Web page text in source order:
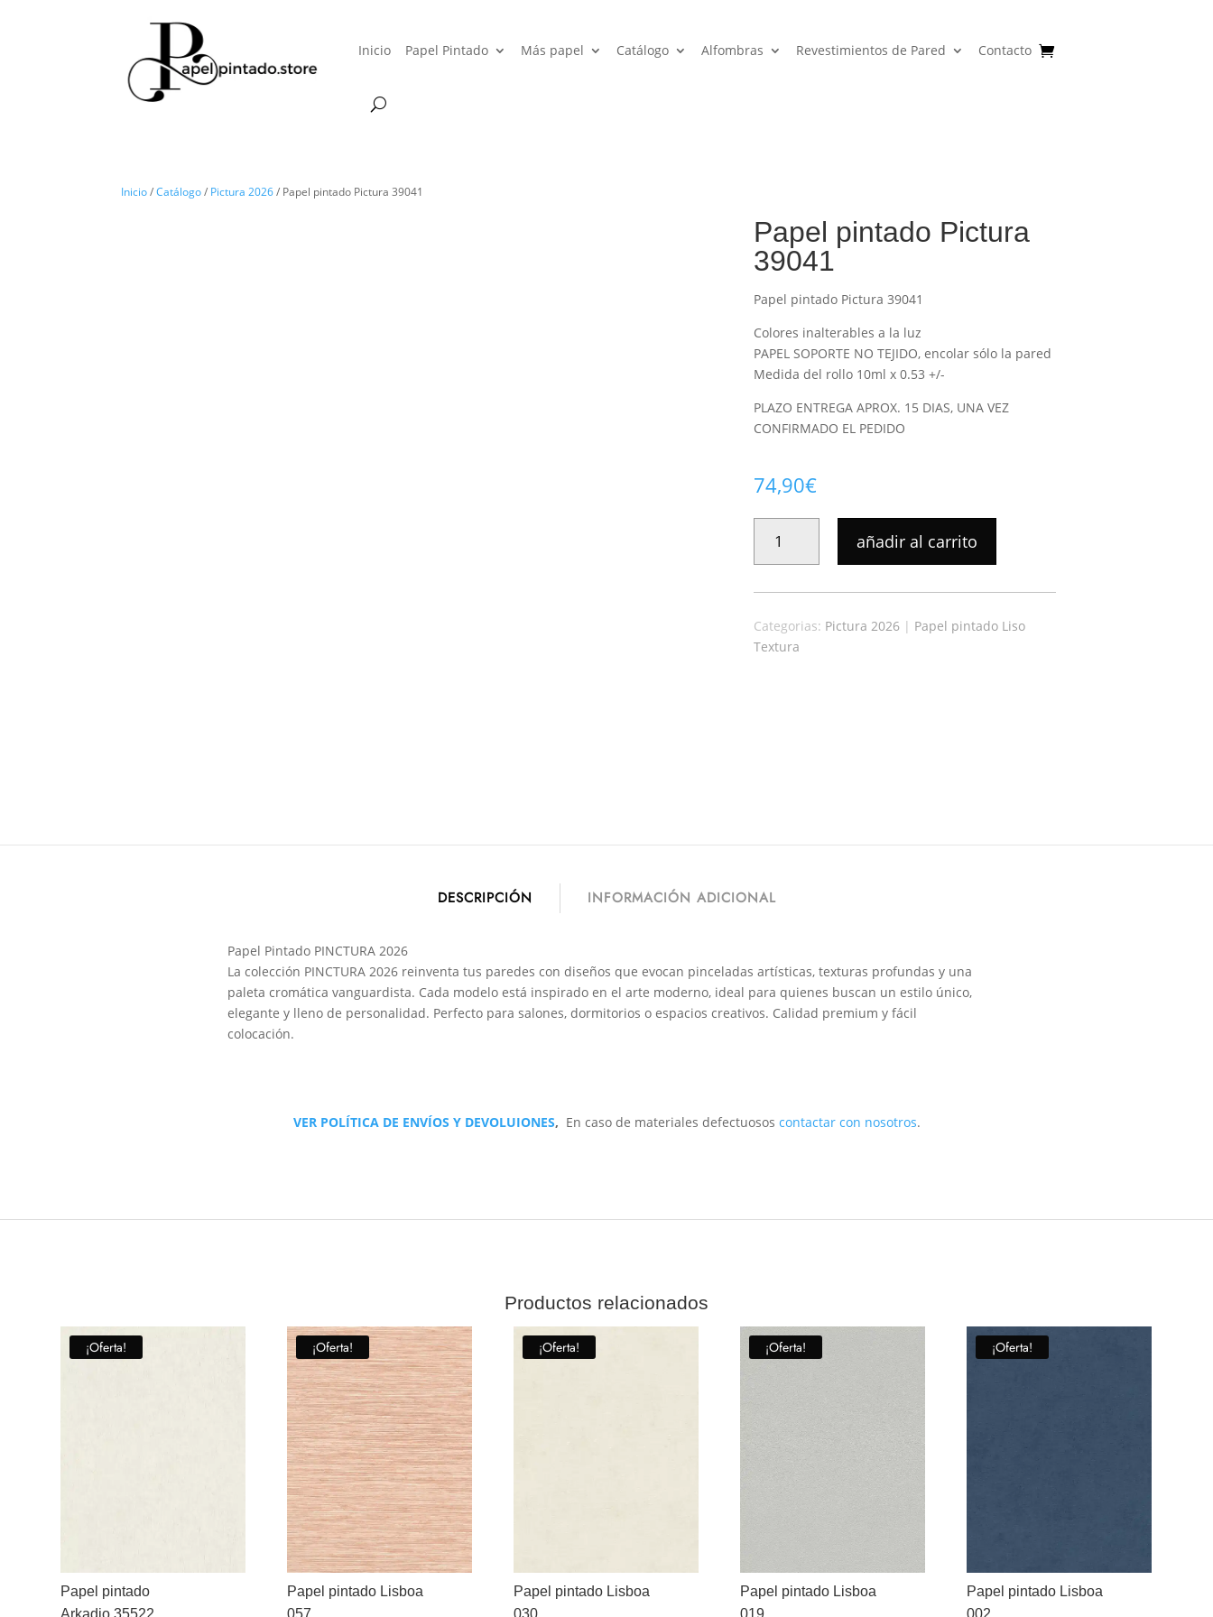
Inicio Papel Pintado Más papel Catálogo Alfombras Revestimientos de Pared Contacto
Inicio/Catálogo/ Pictura 2026/ Papel pintado Pictura 39041
Papel pintado Pictura
39041
Papel pintado Pictura 39041
Colores inalterables a la luz
PAPEL SOPORTE NO TEJIDO, encolar sólo la pared
Medida del rollo 10ml x 0.53 +/-
PLAZO ENTREGA APROX. 15 DIAS, UNA VEZ
CONFIRMADO EL PEDIDO
74,90€
PINTADO
PICTURA
39041
añadir al carrito
Categorias: Pictura 2026| Papel pintado Liso
Textura
DESCRIPCIÓN INFORMACIÓN ADICIONAL
Papel Pintado PINCTURA 2026
La colección PINCTURA 2026 reinventa tus paredes con diseños que evocan pinceladas artísticas, texturas profundas y una
paleta cromática vanguardista. Cada modelo está inspirado en el arte moderno, ideal para quienes buscan un estilo único,
elegante y lleno de personalidad. Perfecto para salones, dormitorios o espacios creativos. Calidad premium y fácil
colocación.
VER POLÍTICA DE ENVÍOS Y DEVOLUIONES, En caso de materiales defectuosos contactar con nosotros.
Productos relacionados
¡Oferta!
Papel pintado
¡Oferta!
Papel pintado Lisboa
¡Oferta!
Papel pintado Lisboa
¡Oferta!
Papel pintado Lisboa
¡Oferta!
Papel pintado Lisboa